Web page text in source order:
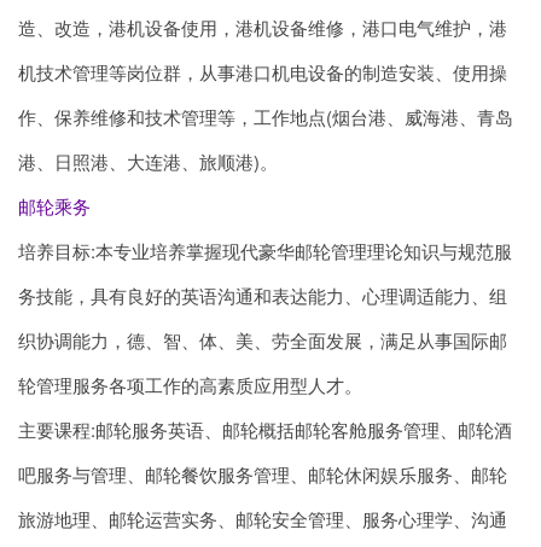
造、改造，港机设备使用，港机设备维修，港口电气维护，港
机技术管理等岗位群，从事港口机电设备的制造安装、使用操
作、保养维修和技术管理等，工作地点(烟台港、威海港、青岛
港、日照港、大连港、旅顺港)。
邮轮乘务
培养目标:本专业培养掌握现代豪华邮轮管理理论知识与规范服
务技能，具有良好的英语沟通和表达能力、心理调适能力、组
织协调能力，德、智、体、美、劳全面发展，满足从事国际邮
轮管理服务各项工作的高素质应用型人才。
主要课程:邮轮服务英语、邮轮概括邮轮客舱服务管理、邮轮酒
吧服务与管理、邮轮餐饮服务管理、邮轮休闲娱乐服务、邮轮
旅游地理、邮轮运营实务、邮轮安全管理、服务心理学、沟通